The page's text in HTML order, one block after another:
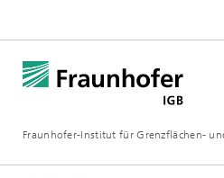
Fraunhofer-Institut für Grenzflächen-